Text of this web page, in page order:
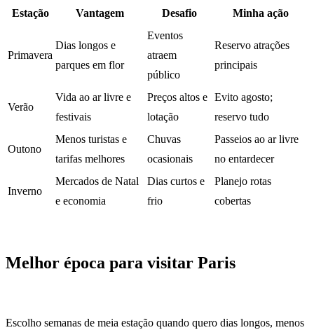
Estação Vantagem Desafio Minha ação
Primavera
Dias longos e
parques em flor
Eventos
atraem
público
Reservo atrações
principais
Verão
Vida ao ar livre e
festivais
Preços altos e
lotação
Evito agosto;
reservo tudo
Outono
Menos turistas e
tarifas melhores
Chuvas
ocasionais
Passeios ao ar livre
no entardecer
Inverno
Mercados de Natal
e economia
Dias curtos e
frio
Planejo rotas
cobertas
Melhor época para visitar Paris
Escolho semanas de meia estação quando quero dias longos, menos